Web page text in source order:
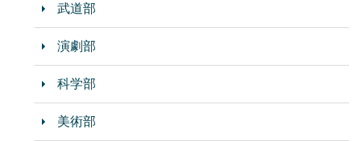
武道部
演劇部
科学部
美術部